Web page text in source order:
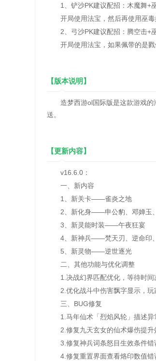
1、铲沙PK建议配招：木魔舞+巫
开局使用法宝，然后再使用巫毒
2、弓沙PK建议配招：腾空击+巫
开局使用法宝，如果佩带的是戮
【版本说明】
造梦西游ol国际版是这款游戏的
送。
【更新内容】
v16.6.0：
一、新内容
1、新关卡——雀炎之地
2、新化身——申公豹、邓婵玉
3、新灵能时装——午夜狂宴
4、新神兵——梵天刃、逆命印、
5、新灵物——逆世逐光
二、其他功能与优化调整
1.决战幻界匹配优化，等待时间
2.优化战斗中伤害飘字显示，玩
三、BUG修复
1.马年仙术「烈焰风轮」描述异
2.修复九天玄女的仙术爆伤提升
3.修复神兵词条怒目生效条件错
4.修复重置界面查看烙印数值错